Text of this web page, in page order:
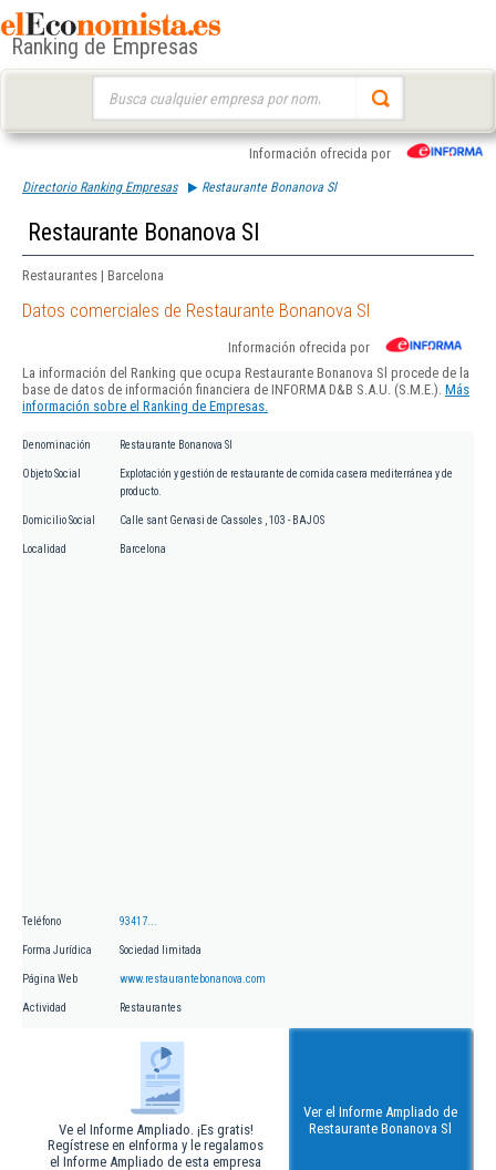
Ranking de Empresas
Información ofrecida por
Directorio Ranking Empresas Restaurante Bonanova Sl
Restaurante Bonanova Sl
Restaurantes | Barcelona
Datos comerciales de Restaurante Bonanova Sl
Información ofrecida por
La información del Ranking que ocupa Restaurante Bonanova Sl procede de la
base de datos de información financiera de INFORMA D&B S.A.U. (S.M.E.). Más
información sobre el Ranking de Empresas.
Denominación Restaurante Bonanova Sl
Objeto Social
Explotación y gestión de restaurante de comida casera mediterránea y de
producto.
Domicilio Social Calle sant Gervasi de Cassoles , 103 - BAJOS
Localidad Barcelona
Teléfono 93417...
Forma Jurídica Sociedad limitada
Página Web www.restaurantebonanova.com
Actividad Restaurantes
Ve el Informe Ampliado. ¡Es gratis!
Regístrese en eInforma y le regalamos
el Informe Ampliado de esta empresa
Ver el Informe Ampliado de
Restaurante Bonanova Sl